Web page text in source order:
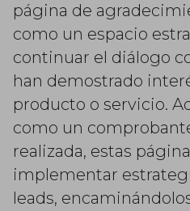
página de
como un espacio
continuar el diálogo
han demostrado
producto o servicio.
como un
realizada, estas
implementar
leads,